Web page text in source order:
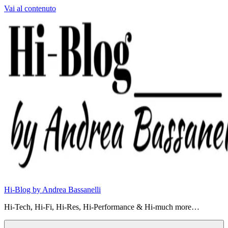
Vai al contenuto
Hi-Blog by Andrea Bassanelli
Hi-Tech, Hi-Fi, Hi-Res, Hi-Performance & Hi-much more…